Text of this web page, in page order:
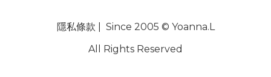
隱私條款 | Since 2005 © Yoanna.L
All Rights Reserved